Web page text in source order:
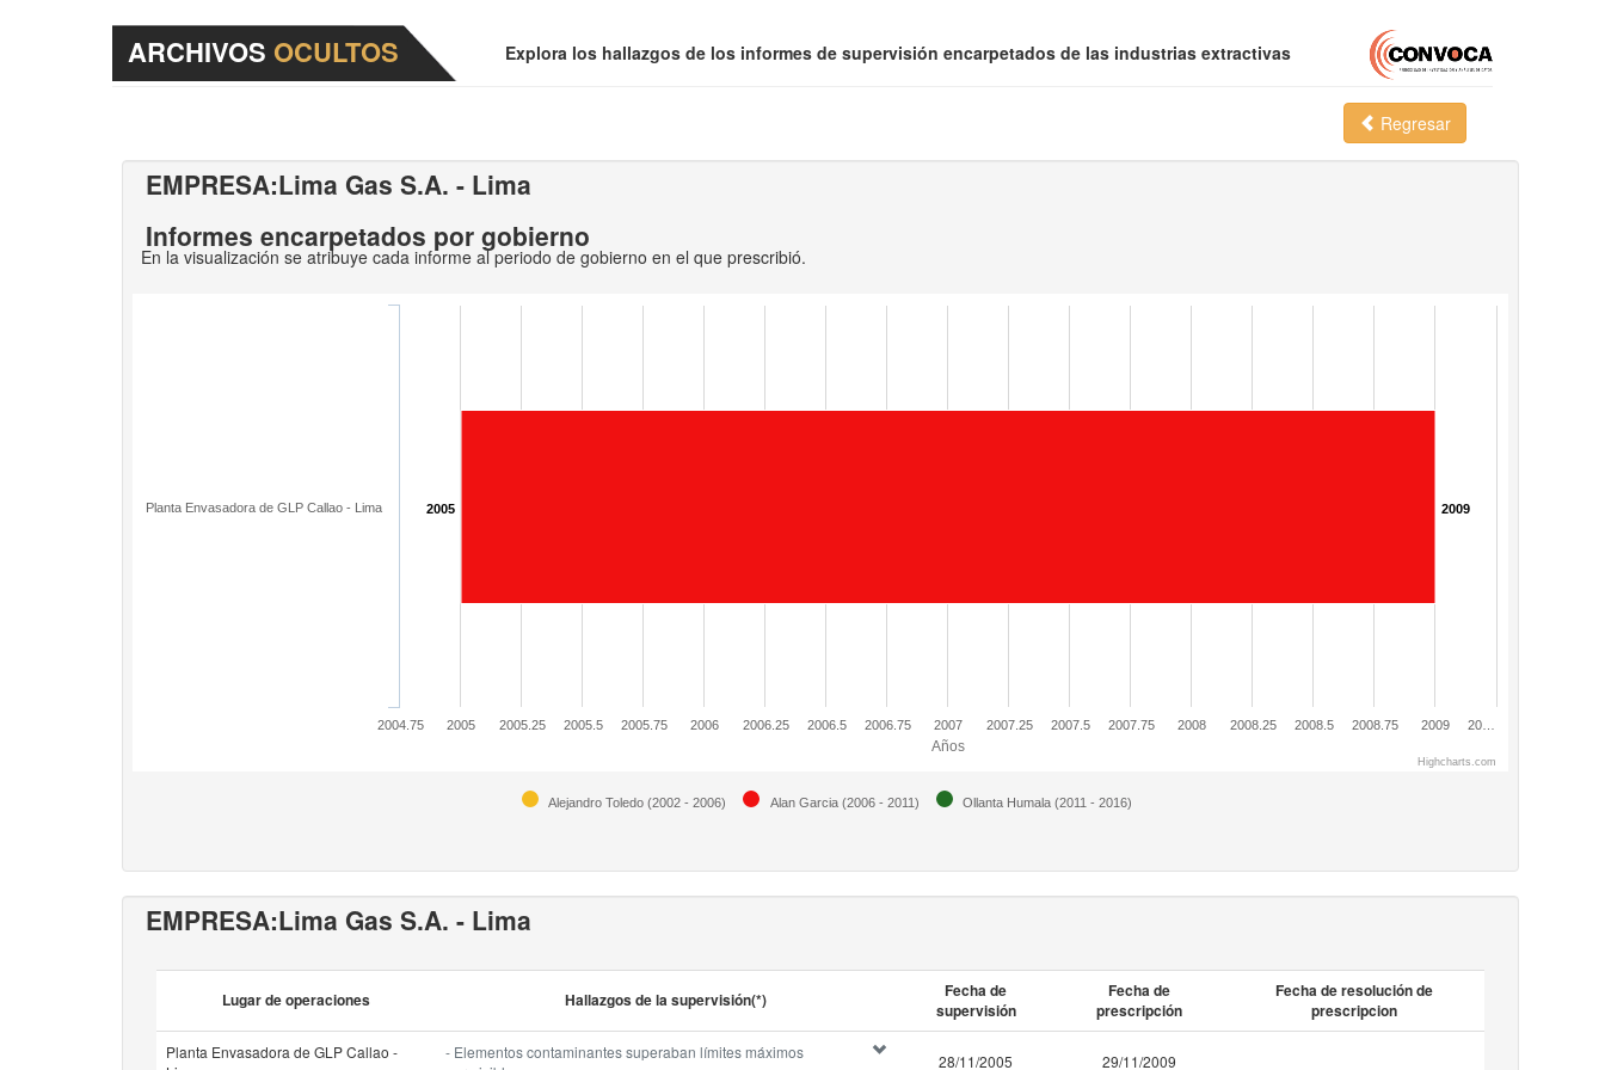
ARCHIVOS OCULTOS Explora los hallazgos de los informes de supervisión encarpetados de las industrias extractivas
Regresar
EMPRESA:Lima Gas S.A. - Lima
Informes encarpetados por gobierno
En la visualización se atribuye cada informe al periodo de gobierno en el que prescribió.
Años
2009
2005
Planta Envasadora de GLP Callao - Lima
2004.75 2005 2005.25 2005.5 2005.75 2006 2006.25 2006.5 2006.75 2007 2007.25 2007.5 2007.75 2008 2008.25 2008.5 2008.75 2009 20…
Highcharts.com
Alejandro Toledo (2002 - 2006) Alan Garcia (2006 - 2011) Ollanta Humala (2011 - 2016)
EMPRESA:Lima Gas S.A. - Lima
Lugar de operaciones Hallazgos de la supervisión(*)
Fecha de
supervisión
Fecha de
prescripción
Fecha de resolución de
prescripcion
Planta Envasadora de GLP Callao -
- Elementos contaminantes superaban límites máximos
28/11/2005 29/11/2009